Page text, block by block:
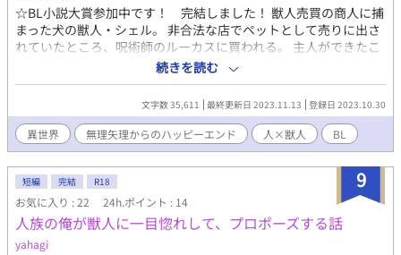
☆BL小説大賞参加中です！ 完結しました！ 獣人売買の商人に捕
まった犬の獣人・シェル。 非合法な店でペットとして売りに出さ
れていたところ、呪術師のルーカスに買われる。 主人ができたこ
とに喜んだのも束の間、ルーカスに無理矢理抱かれてしま
い・・・ ★マークがR-18です。
続きを読む
文字数 35,611 最終更新日 2023.11.13 登録日 2023.10.30
異世界 無理矢理からのハッピーエンド 人×獣人 BL
9
短編 完結 R18
お気に入り : 22 24h.ポイント : 14
人族の俺が獣人に一目惚れして、プロポーズする話
yahagi